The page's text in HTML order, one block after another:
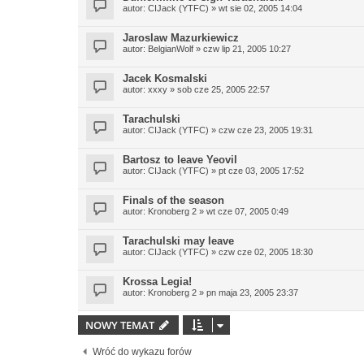
autor: CIJack (YTFC) » wt sie 02, 2005 14:04
Jaroslaw Mazurkiewicz
autor: BelgianWolf » czw lip 21, 2005 10:27
Jacek Kosmalski
autor: xxxy » sob cze 25, 2005 22:57
Tarachulski
autor: CIJack (YTFC) » czw cze 23, 2005 19:31
Bartosz to leave Yeovil
autor: CIJack (YTFC) » pt cze 03, 2005 17:52
Finals of the season
autor: Kronoberg 2 » wt cze 07, 2005 0:49
Tarachulski may leave
autor: CIJack (YTFC) » czw cze 02, 2005 18:30
Krossa Legia!
autor: Kronoberg 2 » pn maja 23, 2005 23:37
NOWY TEMAT
Wróć do wykazu forów